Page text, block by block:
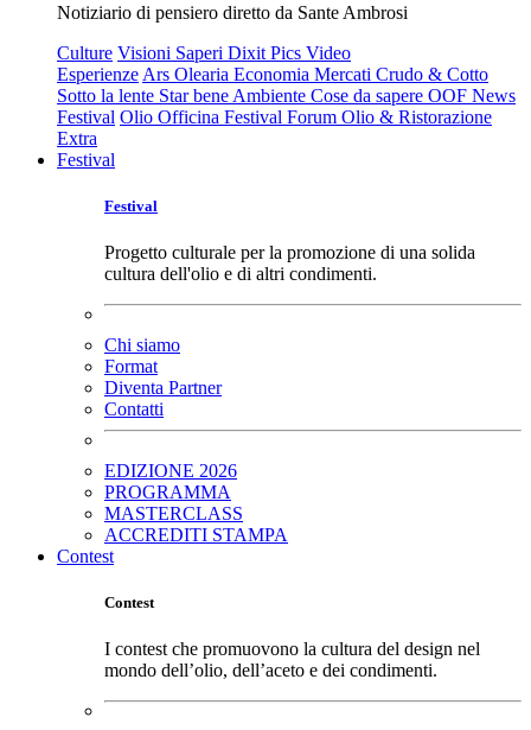
Notiziario di pensiero diretto da Sante Ambrosi
Culture Visioni Saperi Dixit Pics Video
Esperienze Ars Olearia Economia Mercati Crudo & Cotto
Sotto la lente Star bene Ambiente Cose da sapere OOF News
Festival Olio Officina Festival Forum Olio & Ristorazione
Extra
Festival
Festival
Progetto culturale per la promozione di una solida
cultura dell'olio e di altri condimenti.
Chi siamo
Format
Diventa Partner
Contatti
EDIZIONE 2026
PROGRAMMA
MASTERCLASS
ACCREDITI STAMPA
Contest
Contest
I contest che promuovono la cultura del design nel
mondo dell’olio, dell’aceto e dei condimenti.